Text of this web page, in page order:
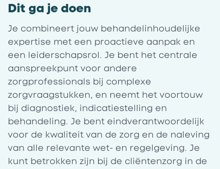
Dit ga je doen
Je combineert jouw behandelinhoudelijke
expertise met een proactieve aanpak en
een leiderschapsrol. Je bent het centrale
aanspreekpunt voor andere
zorgprofessionals bij complexe
zorgvraagstukken, en neemt het voortouw
bij diagnostiek, indicatiestelling en
behandeling. Je bent eindverantwoordelijk
voor de kwaliteit van de zorg en de naleving
van alle relevante wet- en regelgeving. Je
kunt betrokken zijn bij de cliëntenzorg in de